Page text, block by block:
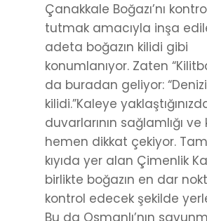
Çanakkale Boğazı’nı
tutmak amacıyla inşa
adeta boğazın kilidi gibi
konumlanıyor. Zaten
da buradan geliyor:
kilidi.”Kaleye
duvarlarının sağlamlığı
hemen dikkat çekiyor. Tam
kıyıda yer alan Çimenlik
birlikte boğazın en dar
kontrol edecek şekilde
Bu da Osmanlı’nın